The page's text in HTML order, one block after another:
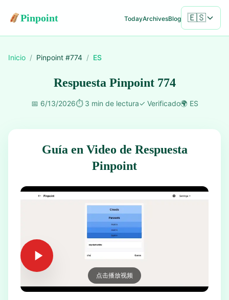
Pinpoint TodayArchivesBlog 🇪🇸
Inicio / Pinpoint #774 / ES
Respuesta Pinpoint 774
📅 6/13/2026⏱️ 3 min de lectura✓ Verificado🌍 ES
Guía en Video de Respuesta
Pinpoint
点击播放视频